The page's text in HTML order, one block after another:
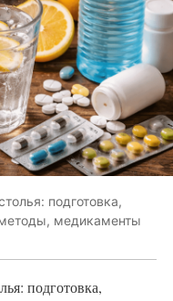
подготовка,
медикаменты
подготовка,